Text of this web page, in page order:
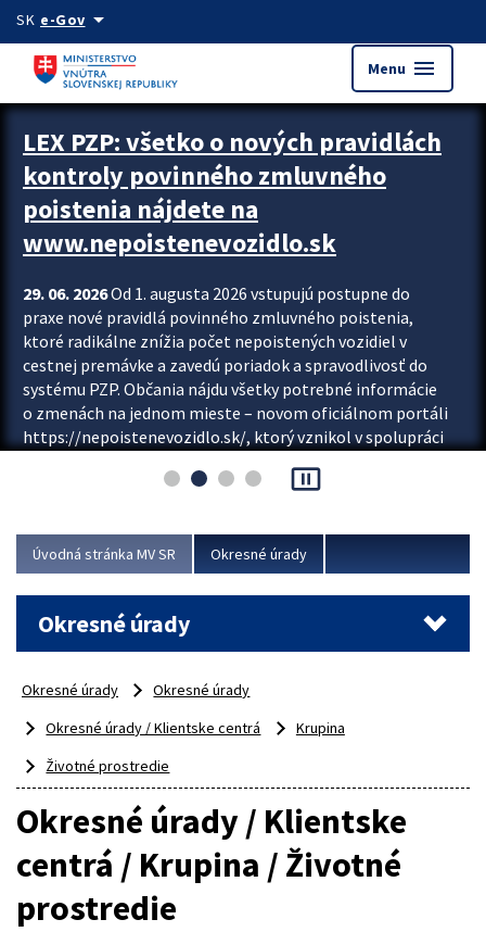
Preskocit na hlavný obsah
SK e-Govarrow_drop_down
Menu menu
Zastavit automatický posun upútavok
LEX PZP: všetko o nových pravidlách
kontroly povinného zmluvného
poistenia nájdete na
www.nepoistenevozidlo.sk
29. 06. 2026Od 1. augusta 2026 vstupujú postupne do
praxe nové pravidlá povinného zmluvného poistenia,
ktoré radikálne znížia počet nepoistených vozidiel v
cestnej premávke a zavedú poriadok a spravodlivosť do
systému PZP. Občania nájdu všetky potrebné informácie
o zmenách na jednom mieste – novom oficiálnom portáli
https://nepoistenevozidlo.sk/, ktorý vznikol v spolupráci
asociácie poisťovní (SLASPO) a Ministerstva vnútra SR.
Viac
pause_presentation
Úvodná stránka MV SR Okresné úrady
Okresné úrady
Okresné úrady
Okresné úrady
Okresné úrady / Klientske centrá
Krupina
Životné prostredie
Okresné úrady / Klientske
centrá / Krupina / Životné
prostredie